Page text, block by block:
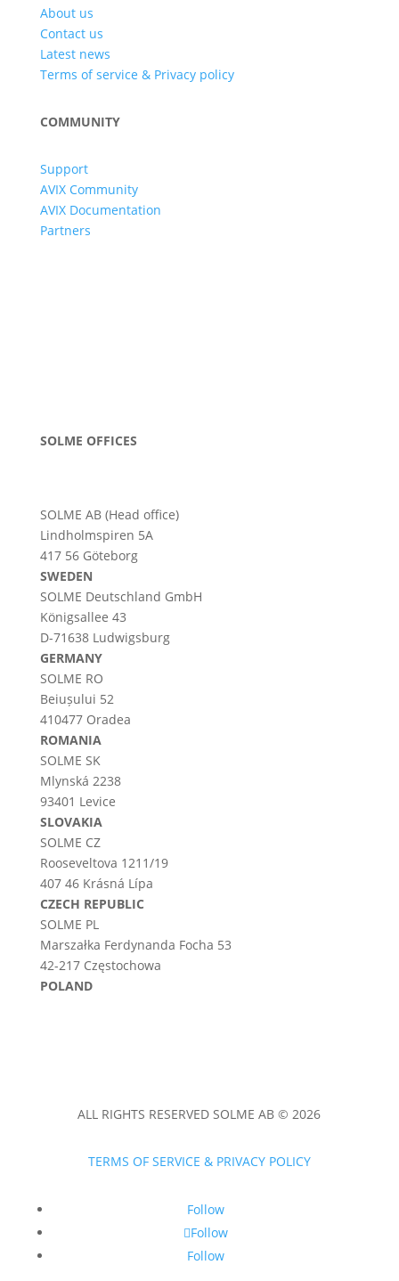
About us
Contact us
Latest news
Terms of service & Privacy policy
COMMUNITY
Support
AVIX Community
AVIX Documentation
Partners
SOLME OFFICES
SOLME AB (Head office)
Lindholmspiren 5A
417 56 Göteborg
SWEDEN
SOLME Deutschland GmbH
Königsallee 43
D-71638 Ludwigsburg
GERMANY
SOLME RO
Beiușului 52
410477 Oradea
ROMANIA
SOLME SK
Mlynská 2238
93401 Levice
SLOVAKIA
SOLME CZ
Rooseveltova 1211/19
407 46 Krásná Lípa
CZECH REPUBLIC
SOLME PL
Marszałka Ferdynanda Focha 53
42-217 Częstochowa
POLAND
ALL RIGHTS RESERVED SOLME AB © 2026
TERMS OF SERVICE & PRIVACY POLICY
Follow
Follow
Follow